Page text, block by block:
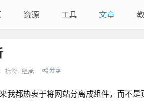
资源 工具 文章
标签: 继承 分享
我都热衷于将网站分离成组件，而不